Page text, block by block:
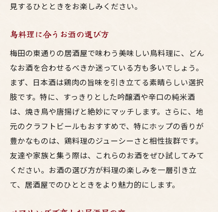
見するひとときをお楽しみください。
鳥料理に合うお酒の選び方
梅田の東通りの居酒屋で味わう美味しい鳥料理に、どん
なお酒を合わせるべきか迷っている方も多いでしょう。
まず、日本酒は鶏肉の旨味を引き立てる素晴らしい選択
肢です。特に、すっきりとした吟醸酒や辛口の純米酒
は、焼き鳥や唐揚げと絶妙にマッチします。さらに、地
元のクラフトビールもおすすめで、特にホップの香りが
豊かなものは、鶏料理のジューシーさと相性抜群です。
友達や家族と集う際は、これらのお酒をぜひ試してみて
ください。お酒の選び方が料理の楽しみを一層引き立
て、居酒屋でのひとときをより魅力的にします。